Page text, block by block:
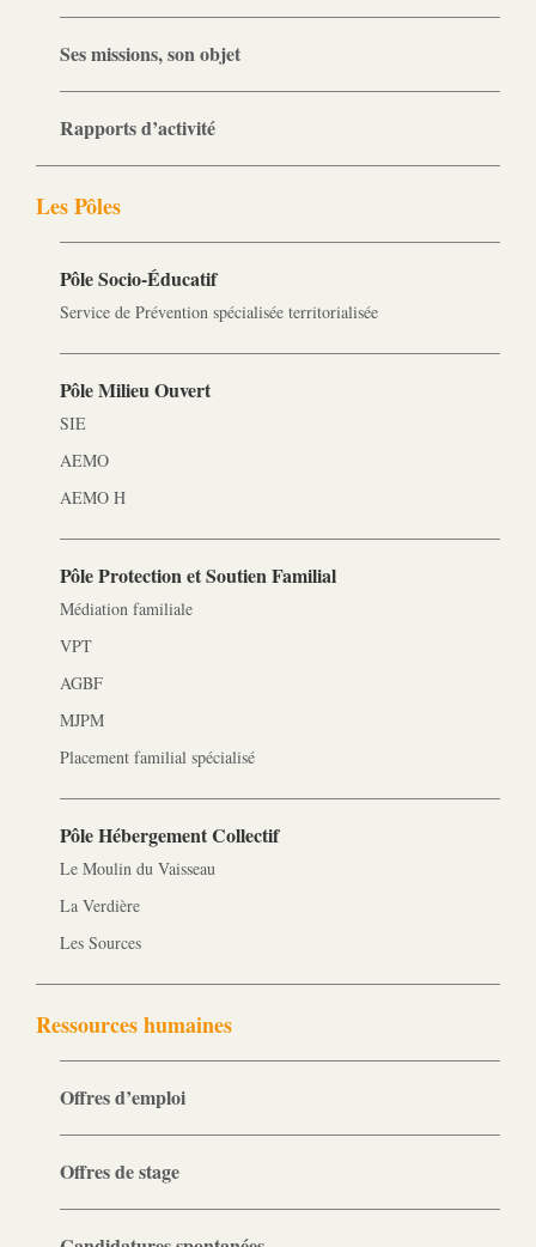
Ses missions, son objet
Rapports d’activité
Les Pôles
Pôle Socio-­Éducatif
Service de Prévention spécialisée territorialisée
Pôle Milieu Ouvert
SIE
AEMO
AEMO H
Pôle Protection et Soutien Familial
Médiation familiale
VPT
AGBF
MJPM
Placement familial spécialisé
Pôle Hébergement Collectif
Le Moulin du Vaisseau
La Verdière
Les Sources
Ressources humaines
Offres d’emploi
Offres de stage